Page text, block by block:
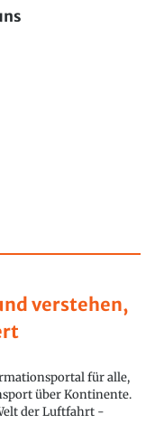
verstehen,
für alle,
über Kontinente.
der Luftfahrt -